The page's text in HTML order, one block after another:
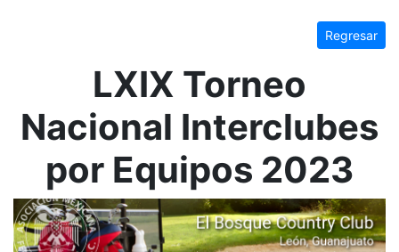
Regresar
LXIX Torneo
Nacional Interclubes
por Equipos 2023